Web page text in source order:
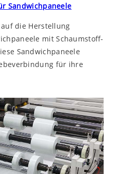
Sandwichpaneele
die Herstellung
mit Schaumstoff-
Sandwichpaneele
für ihre